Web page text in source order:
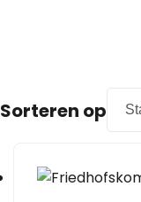
Sorteren op